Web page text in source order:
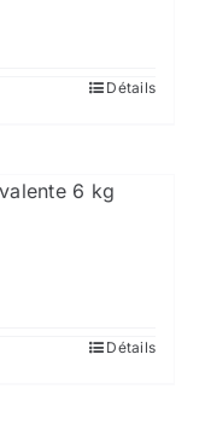
Détails
Détails